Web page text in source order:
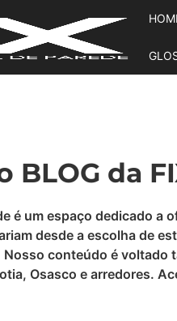
desde a escolha de
conteúdo é
Osasco e arredores.